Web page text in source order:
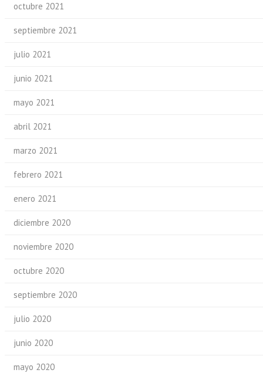
octubre 2021
septiembre 2021
julio 2021
junio 2021
mayo 2021
abril 2021
marzo 2021
febrero 2021
enero 2021
diciembre 2020
noviembre 2020
octubre 2020
septiembre 2020
julio 2020
junio 2020
mayo 2020